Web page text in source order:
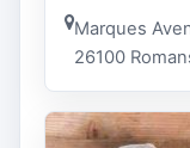
Marques
26100